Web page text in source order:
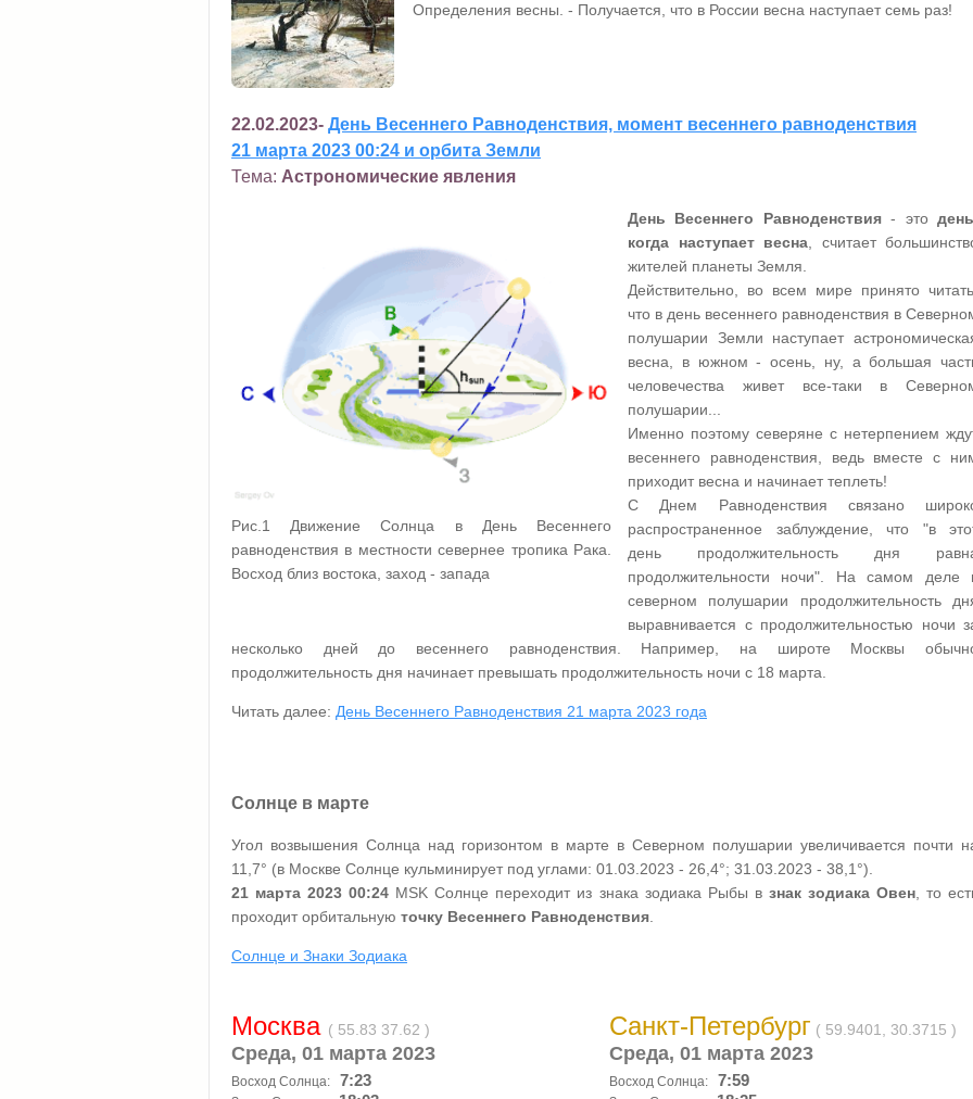
Определения весны. - Получается, что в России весна наступает семь раз!
22.02.2023- День Весеннего Равноденствия, момент весеннего равноденствия
21 марта 2023 00:24 и орбита Земли
Тема: Астрономические явления
Рис.1 Движение Солнца в День Весеннего
равноденствия в местности севернее тропика Рака.
Восход близ востока, заход - запада
День Весеннего Равноденствия- это
когда наступает весна, считает
жителей планеты Земля.
Действительно, во всем мире принято
что в день весеннего равноденствия в
полушарии Земли наступает
весна, в южном - осень, ну, а большая
человечества живет все-таки в
полушарии...
Именно поэтому северяне с нетерпением
весеннего равноденствия, ведь вместе с
приходит весна и начинает теплеть!
С Днем Равноденствия связано
распространенное заблуждение, что "в
день продолжительность дня
продолжительности ночи". На самом деле
северном полушарии продолжительность
выравнивается с продолжительностью ночи
несколько дней до весеннего равноденствия. Например, на широте Москвы
продолжительность дня начинает превышать продолжительность ночи с 18 марта.
Читать далее: День Весеннего Равноденствия 21 марта 2023 года
Солнце в марте
Угол возвышения Солнца над горизонтом в марте в Северном полушарии увеличивается почти
11,7° (в Москве Солнце кульминирует под углами: 01.03.2023 - 26,4°; 31.03.2023 - 38,1°).
21 марта 2023 00:24 MSK Солнце переходит из знака зодиака Рыбы в знак зодиака Овен, то
проходит орбитальную точку Весеннего Равноденствия.
Солнце и Знаки Зодиака
Москва ( 55.83 37.62 )
Среда, 01 марта 2023
Восход Солнца: 7:23
Санкт-Петербург ( 59.9401, 30.3715 )
Среда, 01 марта 2023
Восход Солнца: 7:59